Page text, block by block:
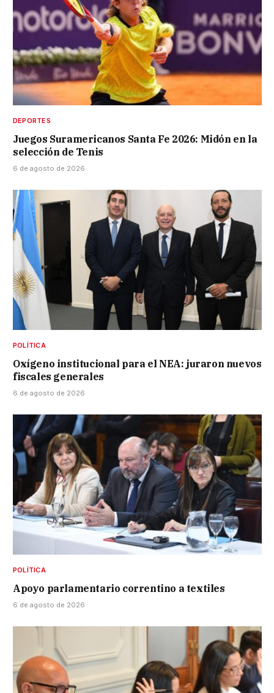
DEPORTES
Juegos Suramericanos Santa Fe 2026: Midón en la
selección de Tenis
6 de agosto de 2026
POLÍTICA
Oxígeno institucional para el NEA: juraron nuevos
fiscales generales
6 de agosto de 2026
POLÍTICA
Apoyo parlamentario correntino a textiles
6 de agosto de 2026